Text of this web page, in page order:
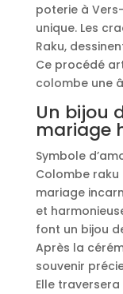
mariage
poterie à
unique. Les
Raku,
Ce procédé
colombe une
Un bijou
mariage
Symbole
Colombe
mariage
et
font un bijou
Après la
souvenir
Elle